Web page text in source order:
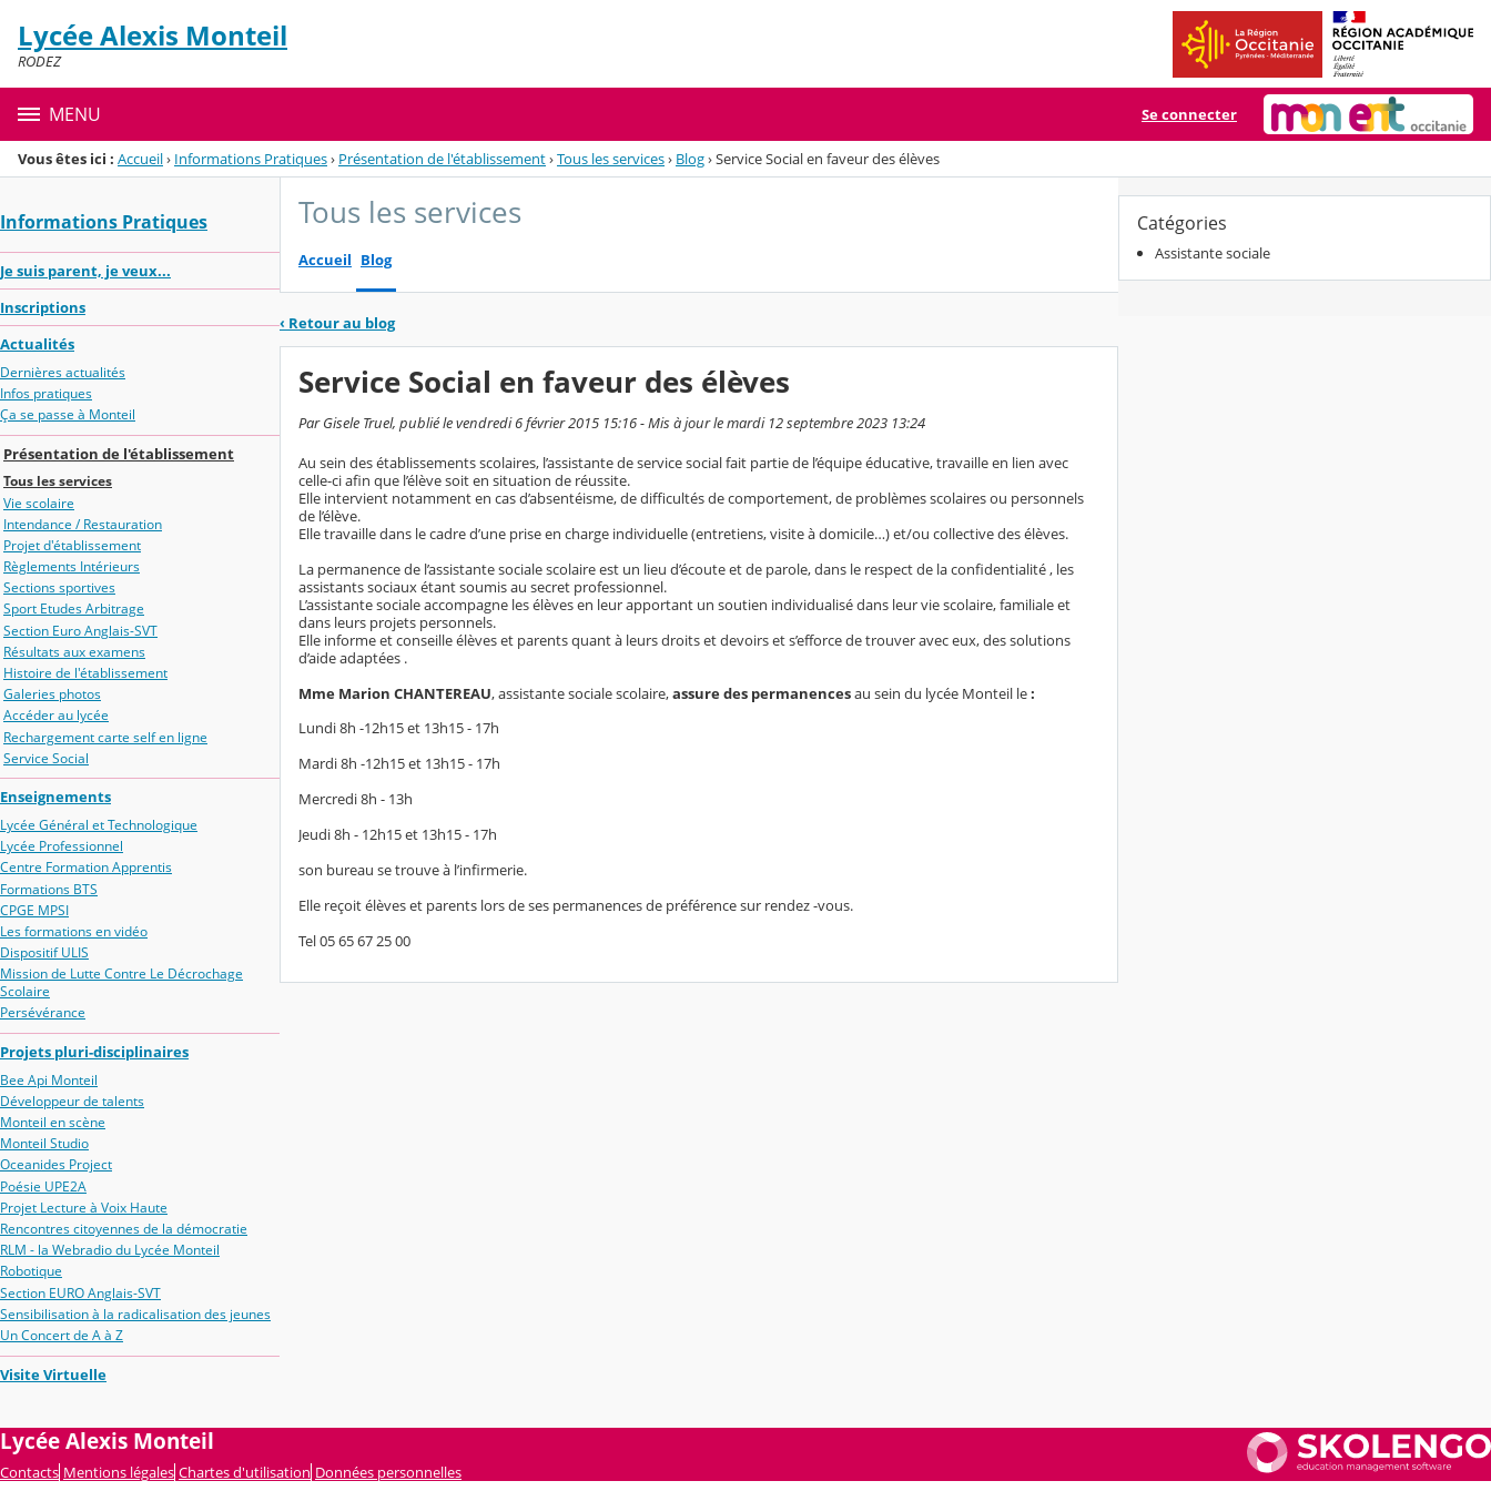
Menu de la rubrique
Contenu
Lycée Alexis Monteil
RODEZ
MENU Se connecter
Vous êtes ici : Accueil› Informations Pratiques› Présentation de l'établissement›Tous les services› Blog›Service Social en faveur des élèves
Informations Pratiques
Je suis parent, je veux...
Inscriptions
Actualités
Dernières actualités
Infos pratiques
Ça se passe à Monteil
Présentation de l'établissement
Tous les services
Vie scolaire
Intendance / Restauration
Projet d'établissement
Règlements Intérieurs
Sections sportives
Sport Etudes Arbitrage
Section Euro Anglais-SVT
Résultats aux examens
Histoire de l'établissement
Galeries photos
Accéder au lycée
Rechargement carte self en ligne
Service Social
Enseignements
Lycée Général et Technologique
Lycée Professionnel
Centre Formation Apprentis
Formations BTS
CPGE MPSI
Les formations en vidéo
Dispositif ULIS
Mission de Lutte Contre Le Décrochage
Scolaire
Persévérance
Projets pluri-disciplinaires
Bee Api Monteil
Développeur de talents
Monteil en scène
Monteil Studio
Oceanides Project
Poésie UPE2A
Projet Lecture à Voix Haute
Rencontres citoyennes de la démocratie
RLM - la Webradio du Lycée Monteil
Robotique
Section EURO Anglais-SVT
Sensibilisation à la radicalisation des jeunes
Un Concert de A à Z
Visite Virtuelle
Tous les services
Accueil Blog
‹ Retour au blog
Service Social en faveur des élèves
Par Gisele Truel, publié le vendredi 6 février 2015 15:16 - Mis à jour le mardi 12 septembre 2023 13:24
Au sein des établissements scolaires, l’assistante de service social fait partie de l’équipe éducative, travaille en lien avec
celle-ci afin que l’élève soit en situation de réussite.
Elle intervient notamment en cas d’absentéisme, de difficultés de comportement, de problèmes scolaires ou personnels
de l’élève.
Elle travaille dans le cadre d’une prise en charge individuelle (entretiens, visite à domicile…) et/ou collective des élèves.
La permanence de l’assistante sociale scolaire est un lieu d’écoute et de parole, dans le respect de la confidentialité , les
assistants sociaux étant soumis au secret professionnel.
L’assistante sociale accompagne les élèves en leur apportant un soutien individualisé dans leur vie scolaire, familiale et
dans leurs projets personnels.
Elle informe et conseille élèves et parents quant à leurs droits et devoirs et s’efforce de trouver avec eux, des solutions
d’aide adaptées .
Mme Marion CHANTEREAU, assistante sociale scolaire,assure des permanencesau sein du lycée Monteil le:
Lundi 8h -12h15 et 13h15 - 17h
Mardi 8h -12h15 et 13h15 - 17h
Mercredi 8h - 13h
Jeudi 8h - 12h15 et 13h15 - 17h
son bureau se trouve à l’infirmerie.
Elle reçoit élèves et parents lors de ses permanences de préférence sur rendez -vous.
Tel 05 65 67 25 00
Catégories
Assistante sociale
Lycée Alexis Monteil
Contacts Mentions légales Chartes d'utilisation Données personnelles